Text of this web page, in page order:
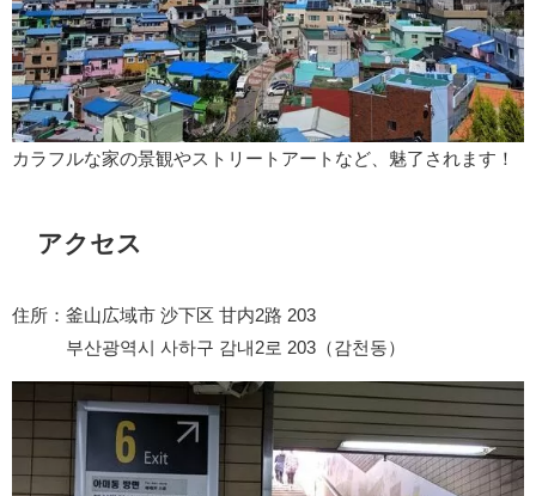
カラフルな家の景観やストリートアートなど、魅了されます！
アクセス
住所：釜山広域市 沙下区 甘内2路 203
부산광역시 사하구 감내2로 203（감천동）